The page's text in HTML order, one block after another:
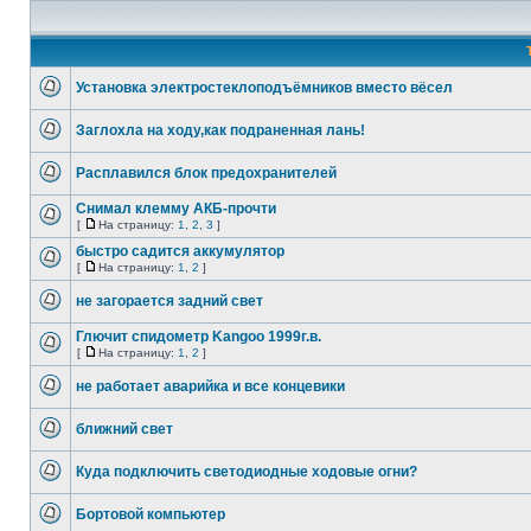
Установка электростеклоподъёмников вместо вёсел
Заглохла на ходу,как подраненная лань!
Расплавился блок предохранителей
Cнимал клемму АКБ-прочти
[ На страницу: 1 2 3 ]
быстро садится аккумулятор
[ На страницу: 1 2 ]
не загорается задний свет
Глючит спидометр Kangoo 1999г.в.
[ На страницу: 1 2 ]
не работает аварийка и все концевики
ближний свет
Куда подключить светодиодные ходовые огни?
Бортовой компьютер